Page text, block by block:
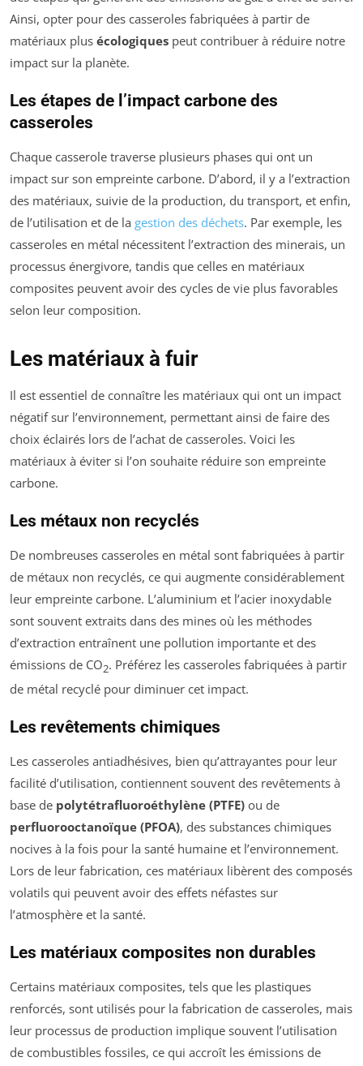
Ainsi, opter pour des casseroles fabriquées à partir de
matériaux plus écologiques peut contribuer à réduire notre
impact sur la planète.
Les étapes de l’impact carbone des
casseroles
Chaque casserole traverse plusieurs phases qui ont un
impact sur son empreinte carbone. D’abord, il y a l’extraction
des matériaux, suivie de la production, du transport, et enfin,
de l’utilisation et de la gestion des déchets. Par exemple, les
casseroles en métal nécessitent l’extraction des minerais, un
processus énergivore, tandis que celles en matériaux
composites peuvent avoir des cycles de vie plus favorables
selon leur composition.
Les matériaux à fuir
Il est essentiel de connaître les matériaux qui ont un impact
négatif sur l’environnement, permettant ainsi de faire des
choix éclairés lors de l’achat de casseroles. Voici les
matériaux à éviter si l’on souhaite réduire son empreinte
carbone.
Les métaux non recyclés
De nombreuses casseroles en métal sont fabriquées à partir
de métaux non recyclés, ce qui augmente considérablement
leur empreinte carbone. L’aluminium et l’acier inoxydable
sont souvent extraits dans des mines où les méthodes
d’extraction entraînent une pollution importante et des
émissions de CO2. Préférez les casseroles fabriquées à partir
de métal recyclé pour diminuer cet impact.
Les revêtements chimiques
Les casseroles antiadhésives, bien qu’attrayantes pour leur
facilité d’utilisation, contiennent souvent des revêtements à
base de polytétrafluoroéthylène (PTFE) ou de
perfluorooctanoïque (PFOA), des substances chimiques
nocives à la fois pour la santé humaine et l’environnement.
Lors de leur fabrication, ces matériaux libèrent des composés
volatils qui peuvent avoir des effets néfastes sur
l’atmosphère et la santé.
Les matériaux composites non durables
Certains matériaux composites, tels que les plastiques
renforcés, sont utilisés pour la fabrication de casseroles, mais
leur processus de production implique souvent l’utilisation
de combustibles fossiles, ce qui accroît les émissions de